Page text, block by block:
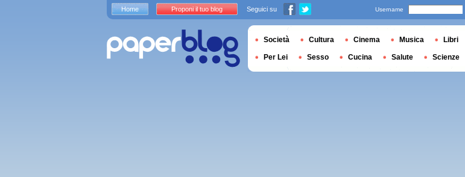
Home Proponi il tuo blog Seguici su Username
Società Cultura Cinema Musica Libri
Per Lei Sesso Cucina Salute Scienze